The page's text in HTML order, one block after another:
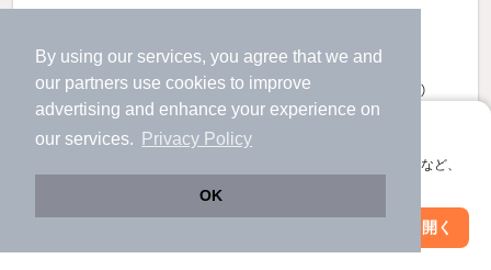
By using our services, you agree that we and
our partners use cookies to improve
advertising and enhance your experience on
our services.
Privacy Policy
OK
アプリに切り替えて、サクサクお部屋探し
会員登録なしですぐ使える。マップ検索やお気に入り保存など、
アプリを開く
横須賀駅 バス49分 歩3分 （横須賀線）
逗子駅 バス
38
横須賀中央駅 バス41 分 歩
分 （京浜急行線）
神奈川県横須賀市佐島３
2階建 / 7年6ヶ月 / 木造
絞り込み条件を変更